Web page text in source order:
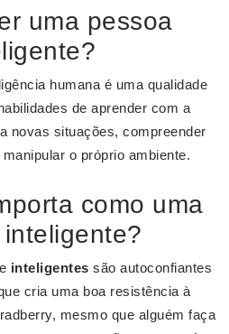
uma pessoa
humana é uma qualidade
de aprender com a
novas situações, compreender
o próprio ambiente.
como uma
inteligentes são autoconfiantes
cria uma boa resistência à
mesmo que alguém faça